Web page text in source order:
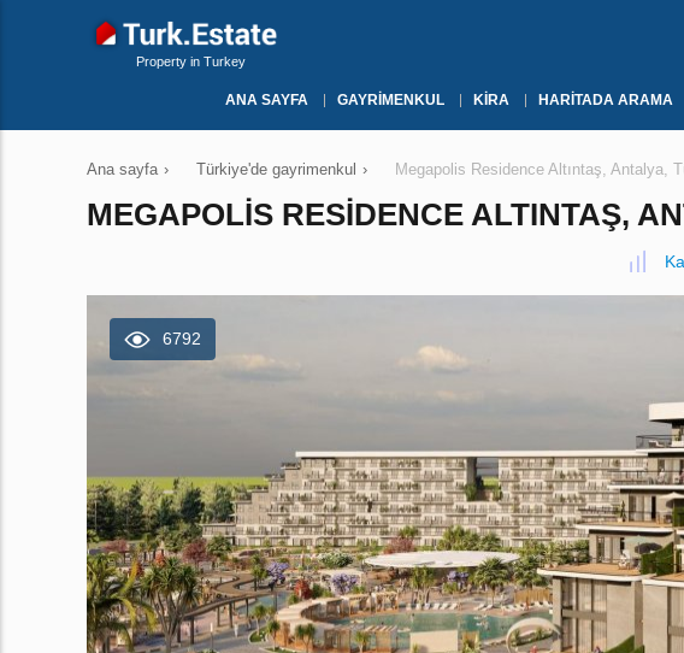
Property in Turkey
ANA SAYFA GAYRIMENKUL KIRA HARITADA ARAMA
Ana sayfa › Türkiye'de gayrimenkul › Megapolis Residence Altıntaş, Antalya,
MEGAPOLIS RESIDENCE ALTINTAŞ,
6792